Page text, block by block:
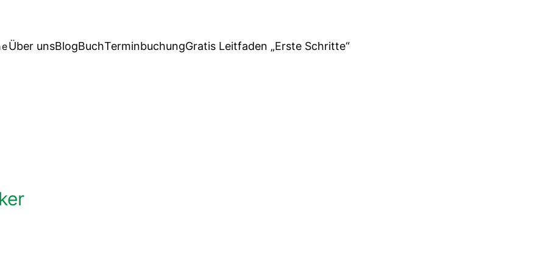
Über unsBlogBuchTerminbuchungGratis Leitfaden „Erste Schritte“